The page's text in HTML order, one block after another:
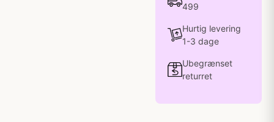
499
Hurtig levering
1-3 dage
Ubegrænset
returret